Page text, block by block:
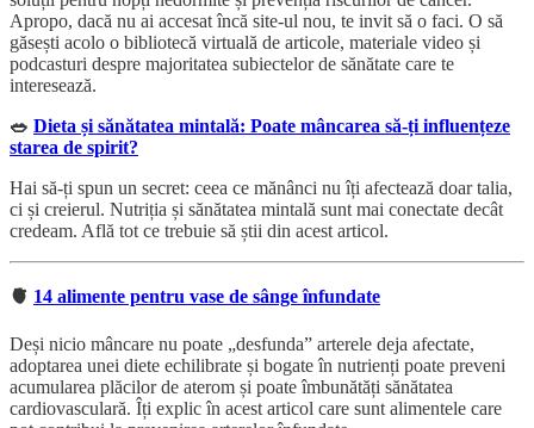
Apropo, dacă nu ai accesat încă site-ul nou, te invit să o faci. O să
găsești acolo o bibliotecă virtuală de articole, materiale video și
podcasturi despre majoritatea subiectelor de sănătate care te
interesează.
🥗 Dieta și sănătatea mintală: Poate mâncarea să-ți influențeze
starea de spirit?
Hai să-ți spun un secret: ceea ce mănânci nu îți afectează doar talia,
ci și creierul. Nutriția și sănătatea mintală sunt mai conectate decât
credeam. Află tot ce trebuie să știi din acest articol.
🫀 14 alimente pentru vase de sânge înfundate
Deși nicio mâncare nu poate „desfunda” arterele deja afectate,
adoptarea unei diete echilibrate și bogate în nutrienți poate preveni
acumularea plăcilor de aterom și poate îmbunătăți sănătatea
cardiovasculară. Îți explic în acest articol care sunt alimentele care